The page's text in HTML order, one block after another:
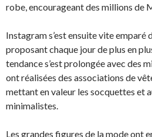
robe, encourageant des millions de
Instagram s’est ensuite vite emparé
proposant chaque jour de plus en
tendance s’est prolongée avec des
ont réalisées des associations de
mettant en valeur les socquettes et
minimalistes.
Les grandes figures de la mode ont